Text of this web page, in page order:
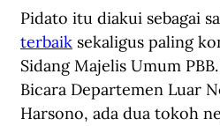
Pidato itu diakui sebagai
terbaik sekaligus paling
Sidang Majelis Umum
Bicara Departemen Luar
Harsono, ada dua tokoh